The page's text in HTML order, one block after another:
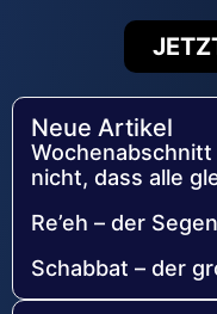
Neue Artikel
Wochenabschnitt
nicht, dass alle
Re’eh – der
Schabbat – der